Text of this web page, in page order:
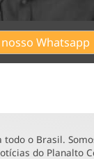
Whatsapp
o Brasil.
do Planalto